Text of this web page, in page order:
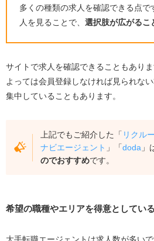
多くの種類の求人を確認できる点
人を見ることで、 選択肢が広がるこ
サイトで求人を確認できることもあり
よっては会員登録しなければ見られな
集中していることもあります。
上記でもご紹介した「 リクル
ナビエージェント 」「doda 」
のでおすすめです。
希望の職種やエリアを得意としてい